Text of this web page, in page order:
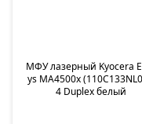
МФУ лазерный Kyocera
ys MA4500x
4 Duplex белый